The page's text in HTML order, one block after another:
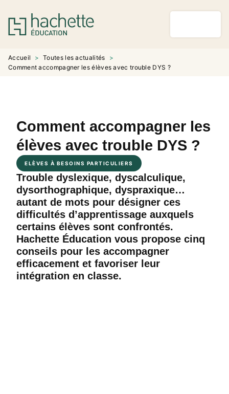
MENU RECHERCHE
PIED DE PAGE
Accueil > Toutes les actualités
>
Comment accompagner les élèves avec trouble DYS ?
Comment accompagner les
élèves avec trouble DYS ?
ELÈVES À BESOINS PARTICULIERS
Trouble dyslexique, dyscalculique,
dysorthographique, dyspraxique…
autant de mots pour désigner ces
difficultés d’apprentissage auxquels
certains élèves sont confrontés.
Hachette Éducation vous propose cinq
conseils pour les accompagner
efficacement et favoriser leur
intégration en classe.